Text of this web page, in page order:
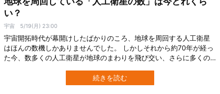
い？
宇宙 5/19(月) 23:00
宇宙開拓時代が幕開けしたばかりのころ、地球を周回する人工衛星
はほんの数機しかありませんでした。 しかしそれから約70年が経っ
た今、数多くの人工衛星が地球のまわりを飛び交い、さらに多くの
点で地球の軌道上には何機の人工衛星が存在するのでしょうか？ ま
た今後、どれほどの数が追加される可能性があり、それらが軌道上
続きを読む